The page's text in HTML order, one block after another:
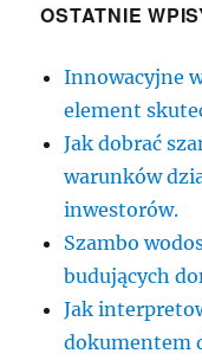
OSTATNIE
Innowacyjne
element
Jak dobrać
warunków
inwestorów.
Szambo
budujących
Jak
dokumentem